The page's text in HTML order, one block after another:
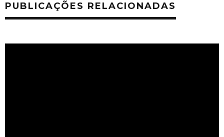
PUBLICAÇÕES RELACIONADAS